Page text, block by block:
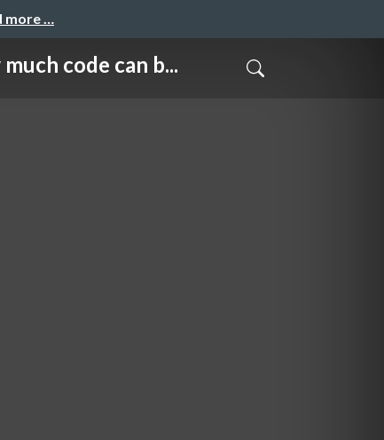
more …
code can b...